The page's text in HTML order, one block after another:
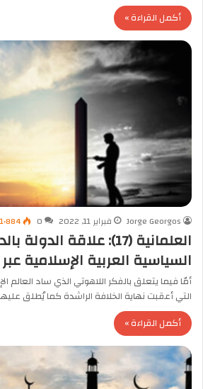
أكمل القراءة »
Jorge Georgos
فبراير 11, 2022 0 1٬884
العلمانية (17): علاقة
السياسية العربية الإسلامية عبر
أمّا فيما يتعلق بالفكر اللاهوتي الذي ساد
التي أعقبت نهاية الخلافة الراشدة كما يُطلق
أكمل القراءة »